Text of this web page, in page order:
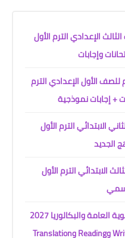
الإعدادي الترم الأول
الأول الإعدادي الترم
الابتدائي الترم الأول
الابتدائي الترم الأول
أفضل كورس لغة انجليزية للثانوية العامة والبكالوريا 2027